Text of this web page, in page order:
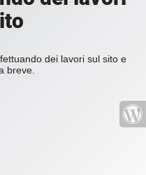
dei lavori sul sito e
breve.